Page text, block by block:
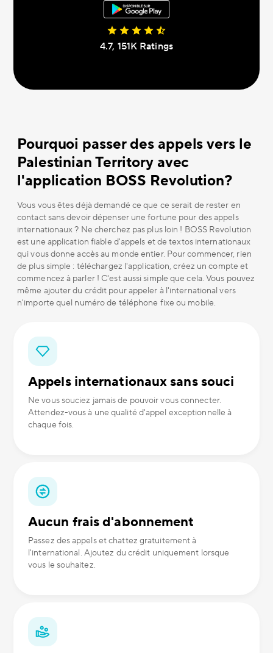
4.7, 151К Ratings
Pourquoi passer des appels vers le
Palestinian Territory avec
l'application BOSS Revolution?
Vous vous êtes déjà demandé ce que ce serait de rester en
contact sans devoir dépenser une fortune pour des appels
internationaux ? Ne cherchez pas plus loin ! BOSS Revolution
est une application fiable d'appels et de textos internationaux
qui vous donne accès au monde entier. Pour commencer, rien
de plus simple : téléchargez l'application, créez un compte et
commencez à parler ! C'est aussi simple que cela. Vous pouvez
même ajouter du crédit pour appeler à l'international vers
n'importe quel numéro de téléphone fixe ou mobile.
Appels internationaux sans souci
Ne vous souciez jamais de pouvoir vous connecter.
Attendez-vous à une qualité d'appel exceptionnelle à
chaque fois.
Aucun frais d'abonnement
Passez des appels et chattez gratuitement à
l'international. Ajoutez du crédit uniquement lorsque
vous le souhaitez.